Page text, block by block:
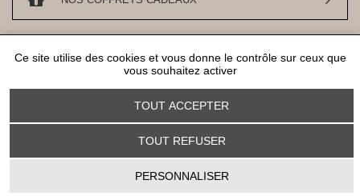
NOUS SUIVRE
GESTION DES COOKIES
Panneau de gestion des cookies
Ce site utilise des cookies et vous donne le contrôle sur ceux que
vous souhaitez activer
TOUT ACCEPTER
TOUT REFUSER
PERSONNALISER